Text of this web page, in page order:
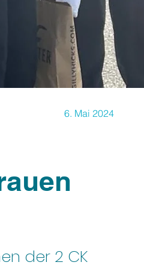
6. Mai 2024
der 2 CK